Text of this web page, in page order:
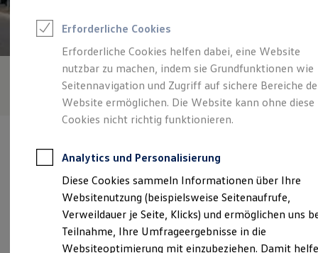
Leasing
Leasing-Angebote
Gebrauchtwagen Leasing
Junge Gebrauchtwagen-Leasing
Elektroauto Leasing
Kleinwagen-Leasing
Leasing ohne Anzahlung
Finanzierung
Kfz-Versicherung
Restschuldversicherungen
Garantien
Wartungsverträge
Geschäftskunden
Professional Class bei Volkswagen
Großkunden
Behörden
Laudien GmbH (Impressum & Rechtliches )
Erforderliche Cookies
Erforderliche Cookies helfen dabei, eine Website
nutzbar zu machen, indem sie Grundfunktionen wie
Seitennavigation und Zugriff auf sichere Bereiche
Website ermöglichen. Die Website kann ohne diese
Cookies nicht richtig funktionieren.
Analytics und Personalisierung
Diese Cookies sammeln Informationen über Ihre
Websitenutzung (beispielsweise Seitenaufrufe,
Verweildauer je Seite, Klicks) und ermöglichen uns
Teilnahme, Ihre Umfrageergebnisse in die
Websiteoptimierung mit einzubeziehen. Damit